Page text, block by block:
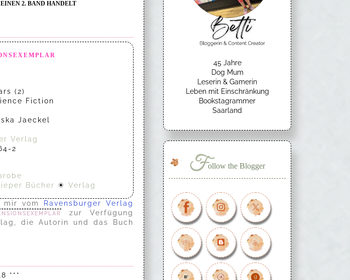
2. BAND HANDELT
(2)
Fiction
Jaeckel
Verlag
2
Bücher ☀ Verlag
mir vom
Ravensburger Verlag
zur Verfügung
die Autorin und das Buch
***
45 Jahre
Dog Mum
Leserin & Gamerin
Leben mit Einschränkung
Bookstagrammer
Saarland
Follow the Blogger